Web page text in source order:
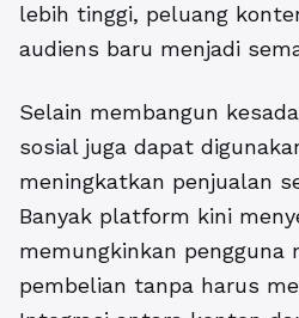
lebih tinggi, peluang
audiens baru menjadi
Selain membangun
sosial juga dapat
meningkatkan penjualan
Banyak platform kini
memungkinkan pengguna
pembelian tanpa harus